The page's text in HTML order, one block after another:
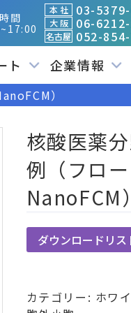
間
本 社 03-
大 阪 06-
名古屋 052-
ト 企業情報
）
核酸医薬
例（フロ
NanoFCM）
ダウンロードリス
カテゴリー: ホワ